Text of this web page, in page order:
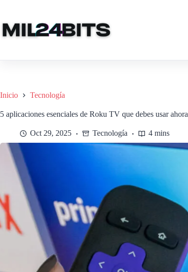
contenido
Inicio Tecnología
5 aplicaciones esenciales de Roku TV que debes usar ahora
Oct 29, 2025 Tecnología 4 mins